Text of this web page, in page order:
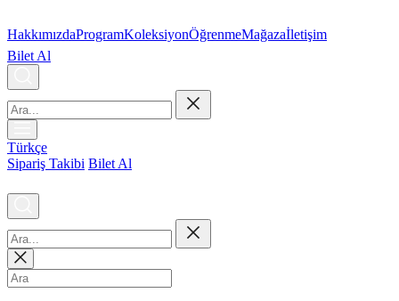
HakkımızdaProgramKoleksiyonÖğrenmeMağazaİletişim
Bilet Al
Türkçe
Sipariş Takibi Bilet Al